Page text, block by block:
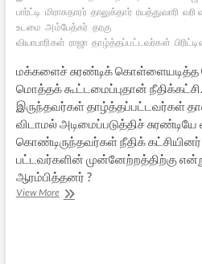
பார்ட்டி மிராசுதாரர் தாலுக்தார் ரயத்துவாரி வரி
உடமை அம்பேத்கர் தரகு
வியாபாரிகள் ராஜா தாழ்த்தப்பட்டவர்கள்
மக்களைச் சுரண்டிக்
மொத்தக் கூட்டமைப்புதான்
இருந்தவர்கள் தாழ்த்தப்பட்டவர்கள்
விடாமல் அடிமைப்படுத்திச்
கொண்டிருந்தவர்கள் நீதிக்
பட்டவர்களின் முன்னேற்றத்திற்கு
ஆரம்பித்தனர் ?
View Moreநீதிக்கட்சியின்